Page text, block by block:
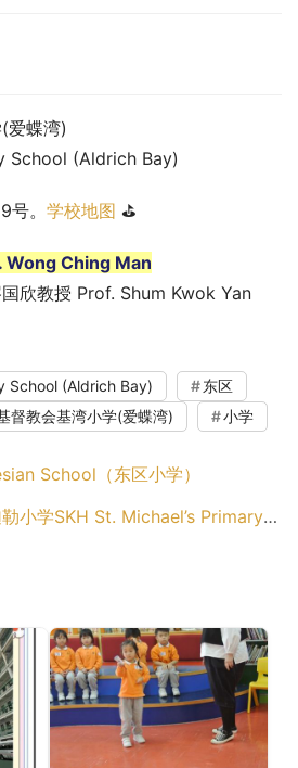
爱蝶湾)
School (Aldrich Bay)
号。 学校地图 ⛳
Wong Ching Man
国欣教授 Prof. Shum Kwok Yan
School (Aldrich Bay)
东区
督教会基湾小学(爱蝶湾) 小学
School（东区小学）
SKH St. Michael’s Primary School（东区小学）